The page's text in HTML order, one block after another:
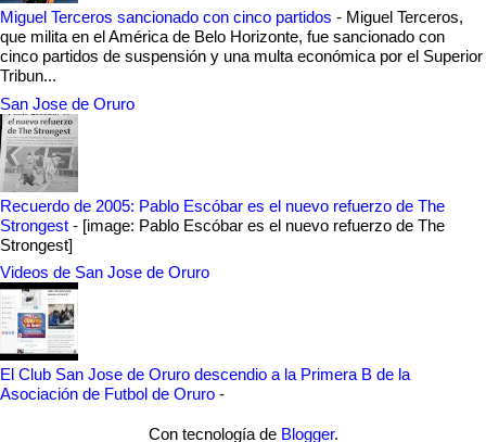
Miguel Terceros sancionado con cinco partidos - Miguel Terceros,
que milita en el América de Belo Horizonte, fue sancionado con
cinco partidos de suspensión y una multa económica por el Superior
Tribun...
San Jose de Oruro
Recuerdo de 2005: Pablo Escóbar es el nuevo refuerzo de The
Strongest - [image: Pablo Escóbar es el nuevo refuerzo de The
Strongest]
Videos de San Jose de Oruro
El Club San Jose de Oruro descendio a la Primera B de la
Asociación de Futbol de Oruro -
Con tecnología de Blogger.